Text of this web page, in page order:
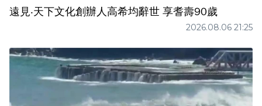
遠見‧天下文化創辦人高希均辭世 享耆壽90歲
2026.08.06 21:25